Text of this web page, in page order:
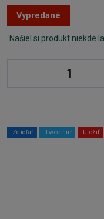
Vypredané
Našiel si produkt niekde
Zdieľať Tweetnuť Uložiť